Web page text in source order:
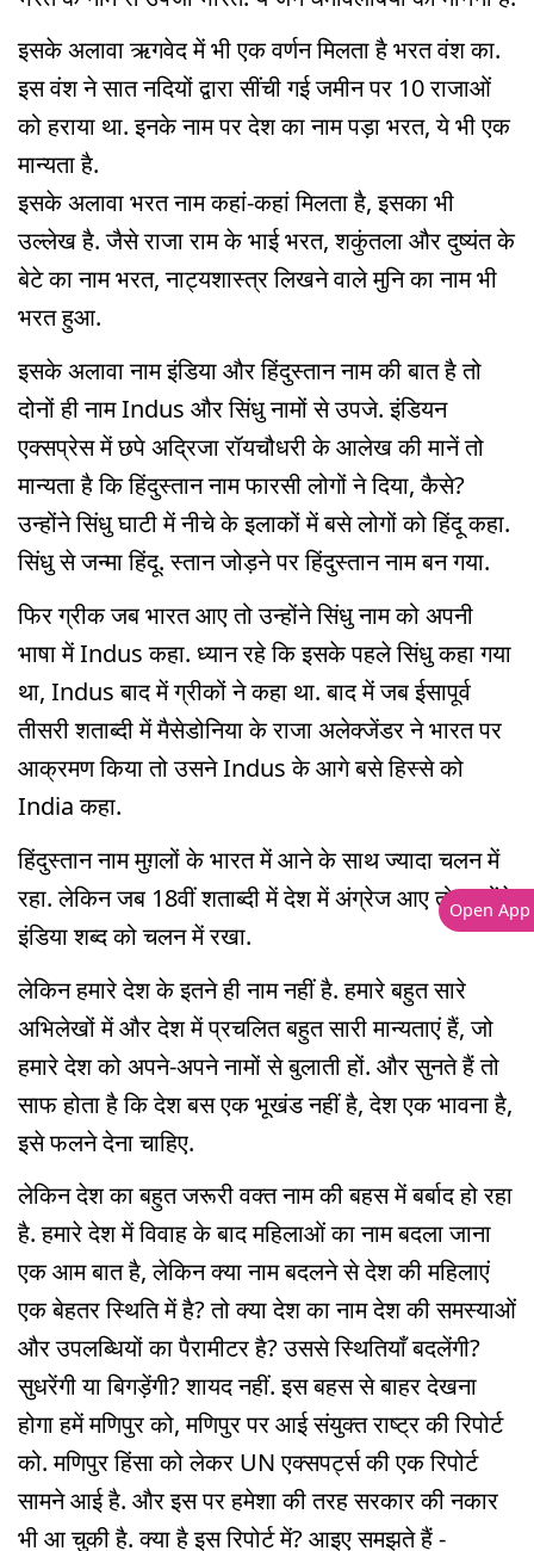
इसके अलावा ऋगवेद में भी एक वर्णन मिलता है भरत वंश का.
इस वंश ने सात नदियों द्वारा सींची गई जमीन पर 10 राजाओं
को हराया था. इनके नाम पर देश का नाम पड़ा भरत, ये भी एक
मान्यता है.
इसके अलावा भरत नाम कहां-कहां मिलता है, इसका भी
उल्लेख है. जैसे राजा राम के भाई भरत, शकुंतला और दुष्यंत के
बेटे का नाम भरत, नाट्यशास्त्र लिखने वाले मुनि का नाम भी
भरत हुआ.
इसके अलावा नाम इंडिया और हिंदुस्तान नाम की बात है तो
दोनों ही नाम Indus और सिंधु नामों से उपजे. इंडियन
एक्सप्रेस में छपे अद्रिजा रॉयचौधरी के आलेख की मानें तो
मान्यता है कि हिंदुस्तान नाम फारसी लोगों ने दिया, कैसे?
उन्होंने सिंधु घाटी में नीचे के इलाकों में बसे लोगों को हिंदू कहा.
सिंधु से जन्मा हिंदू. स्तान जोड़ने पर हिंदुस्तान नाम बन गया.
फिर ग्रीक जब भारत आए तो उन्होंने सिंधु नाम को अपनी
भाषा में Indus कहा. ध्यान रहे कि इसके पहले सिंधु कहा गया
था, Indus बाद में ग्रीकों ने कहा था. बाद में जब ईसापूर्व
तीसरी शताब्दी में मैसेडोनिया के राजा अलेक्जेंडर ने भारत पर
आक्रमण किया तो उसने Indus के आगे बसे हिस्से को
India कहा.
हिंदुस्तान नाम मुग़लों के भारत में आने के साथ ज्यादा चलन में
रहा. लेकिन जब 18वीं शताब्दी में देश में अंग्रेज आए तो उन्होंने
इंडिया शब्द को चलन में रखा.
लेकिन हमारे देश के इतने ही नाम नहीं है. हमारे बहुत सारे
अभिलेखों में और देश में प्रचलित बहुत सारी मान्यताएं हैं, जो
हमारे देश को अपने-अपने नामों से बुलाती हों. और सुनते हैं तो
साफ होता है कि देश बस एक भूखंड नहीं है, देश एक भावना है,
इसे फलने देना चाहिए.
लेकिन देश का बहुत जरूरी वक्त नाम की बहस में बर्बाद हो रहा
है. हमारे देश में विवाह के बाद महिलाओं का नाम बदला जाना
एक आम बात है, लेकिन क्या नाम बदलने से देश की महिलाएं
एक बेहतर स्थिति में है? तो क्या देश का नाम देश की समस्याओं
और उपलब्धियों का पैरामीटर है? उससे स्थितियाँ बदलेंगी?
सुधरेंगी या बिगड़ेंगी? शायद नहीं. इस बहस से बाहर देखना
होगा हमें मणिपुर को, मणिपुर पर आई संयुक्त राष्ट्र की रिपोर्ट
को. मणिपुर हिंसा को लेकर UN एक्सपर्ट्स की एक रिपोर्ट
सामने आई है. और इस पर हमेशा की तरह सरकार की नकार
भी आ चुकी है. क्या है इस रिपोर्ट में? आइए समझते हैं -
Open App